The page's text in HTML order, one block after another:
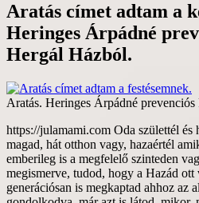
Aratás címet adtam a
Heringes Árpádné
Hergál Házból.
Aratás. Heringes Árpádné
https://julamami.com Oda születtél és ha ott maradsz mert jól érzed magad, hát otthon vagy, hazaértél amikor ott szakmailag és emberileg is a megfelelő szinteden vagy. Amikor a sorsodat megismerve, tudod, hogy a Hazád ott van neked is, hiszen, generációsan is megkaptad ahhoz az alapokat. Felnőttként gondolkodva, már azt is látod, mikor, merre lépjél, hiszen a szülőhelyeden, amikor járni tanultál, megérezted, biztonságot ad számodra ott a talpaid alatti talaj. S amikor már a gyermekeidben és unokáidban, megláthatod a gyermekként még fel nem ismert önmagad, na az is átérezhető tartást ad majd. S az utánad következőknek, a tudásod, az elvégzett munkád minősége által, emberséges tartásos mintát adhatsz. Úgy hát, ami jót és szépet ide teremtettél, azáltal is itthon vagytok, a családoddal, s a következő generációidnak is, alapot adva, ez itt az Isten adta Hazátok marad. Azon legyél, hogy a Hazánkhoz adott, a legjobb tudásod szerinti, a jóhoz és széphez a nehezekben is vállalva a rád mértfeladatot. S azáltal a bele teremtetteket, abban a jó minőségben, meg is tartsad és a családodnak is azt a mintát adjad. S amikor számodra az szükséges, azt abban a jó minőségben meg is tartsák, az éppen aktuálisan döntők és úgy is kapjad vissza, amikor arra szükséged van. Hiszen, önmagadért és a következő generációdnak, a jólétéért is, teremtetted azokat a Hazánkba és az Isten adta Néphez tartozva. Mindazért, szakmailag is sokat tettél, akár fizikai munkát is végeztél, hát meg is dolgoztál érte. Akkor is amikor, hivatást gyakoroltál, alkottál, a legjobb tudásod szerint. A Hazánk gyarapítására is figyelve, a jóhoz és a széphez, az önbecsülésed miatt az emberségeddel is adtál. Hiszen, abban a minőségben, ahogy oda teremtettél, úgy élni is lenne benne igényed, mivel, a saját Hazánk és rólunk, az Isten adta Népről szól. S a már beleteremtett, legjobb minőségünknek megfelelően, történjen a Hazánknak a vezetése, csupán az ahhoz értők gyakorolják azt. Amikor számunkra emberileg és szakmailag, szükséges az, nekünk is a legjobb minőséget nyújtsa. S bennünket megbecsülve azért, elsősorban rólunk szóljon mindaz, ami általunk került a Hazánkba, abban a legjobb, vagy kitűnő minőségében. S azáltal mi is becsüljük meg, őket, akik tesznek azért, hogy legyen bőség, a Hazánknak és az Isten adta Népnek. A megbecsültsége és a hírneve a többi országban is annak megfelelő legyen, ahogy mi azt felépítettük, azt abban a jó minőségben tartsák meg. Minden jó és szép általi gyarapodása a Hazánknak, bennünket az Isten adta Népet is szükséges, hogy annak megfelelően lásson el jóléttel. Az Isten adta Népért, minden körülmények között, a jót és a szépet tegyék meg, minden döntésük előtt, mindenről hitelesen tájékoztassák az Isten adta Népet. A döntéseiknek minden apró részleteiről tudnunk szükséges, hogy véleményezni tudjuk. S anélkül ne hozzanak döntéseket, hogy ne mondhassuk ki, a véleményünket, arra ami nekünk nem jót tenne. S azt is, adják meg, hogy minden szinten érthetően fogalmazzák meg és legyen lehetőségünk, hogy még megváltoztatható időben mondhassuk ki a nemet. Ahogy a jóval és széppel, bele teljesítettünk a Hazánkba, úgy is gyarapítson bennünket. S mint magánembereket bennünket is, a Hazánknak a gyarapodása által, azon a jó szinten tartson, a megérdemelt jólétünket biztosítsa. Ne magukat szolgálják ki, kérdezzék meg az Isten adta Népet és tudjuk adni a beleegyezésünket, ahhoz, hogy a megjelölt összegek közül, mekkora fizetést szavazzunk meg számukra. Ah, ha igyekeztél, az elvégzett, jó minőségű munkáddal, biztosítottad, a családodnak, a jó minőségű, megélhetését, azáltal is adtál bele a Hazánkba. Legyen megfelelő összege a nyugdíjnak ahhoz, hogy meg tudjunk élni belőle, tudjon róla az Isten adta Nép, hogy dönthessen még fiatalkorában róla. S aki még azon felül szeretné a nyugdíjának az összegét fokozni, tegyen azért külön bele a valamit, ami különleges és hitelesen nevesítő a Hazánkra. A gyermekeidnek, az életkoruknak megfelelő önbecsülésüket, mindig a saját idejükben, a legjobb tudásod szerint igyekezz biztosítani.ű Ne legyen különbség a tiszteletnek, alapként megadásánál a kislányok és a kisfiúk között. Ah, ha vezetést vállaltál fel, az Isten adta Népről, a Hazánkról, a sorsukról minden körülmények között, az emberséges tartásod szerint és gondolkodva döntsél. Amikor szükséges az előre megbeszéltek szerint, s azon túl is, velünk az Isten adta Néppel megbeszélteknek megfelelően, véleményezzél. Ne bízd azt másra, a családodon belül sem és a baráti körödben se, minden körülmények között, emberségesen és gondolkodó felelős vezetőként cselekedjél. S az Isten adta Népnek az alapban megjár, hogy a legjobb tudásod szerint, igyekezz, azt az alapjuknak biztosítani, ami az életük során az elérhető legjobb jólétüket jelenti. S arról biztosítsad az Isten adta Népet, hogy azt, amire akkor a legjobb tudásod szerint, képes vagy, az Isten adta Népnek is az elértjüknek megfelelő jó és kitűnő szintjén meg is történik. Azon legyél, hogy az életkoruknak megfelelő saját idejükben, ahhoz, tudjanak a tehetségünkből eredő tudásukkal, maguk is a jót és a szépet adni. S amikor majd már önmagukért is tudnak tenni, adjátok össze a tudásotokat. Többféle szinten lévőkkel beszéljétek át, s tudjatok arról, hogy mire van akkor éppen igénye, az Isten adta Népnek. Mindegyik döntő, az akkori saját legjobb tudását adhassa hozzá. Azáltal is átérezhesse, mit jelent számára az Isten adta Népnek a sikere. A saját döntése legyen, hogy mikor ad bele abba és mennyit tud